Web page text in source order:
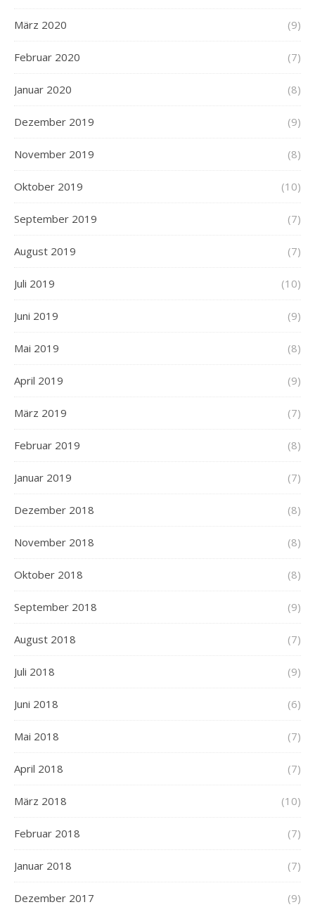
März 2020 (9)
Februar 2020 (7)
Januar 2020 (8)
Dezember 2019 (9)
November 2019 (8)
Oktober 2019 (10)
September 2019 (7)
August 2019 (7)
Juli 2019 (10)
Juni 2019 (9)
Mai 2019 (8)
April 2019 (9)
März 2019 (7)
Februar 2019 (8)
Januar 2019 (7)
Dezember 2018 (8)
November 2018 (8)
Oktober 2018 (8)
September 2018 (9)
August 2018 (7)
Juli 2018 (9)
Juni 2018 (6)
Mai 2018 (7)
April 2018 (7)
März 2018 (10)
Februar 2018 (7)
Januar 2018 (7)
Dezember 2017 (9)